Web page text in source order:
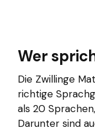
Wer
Die Zwillinge
richtige
als 20
Darunter sind